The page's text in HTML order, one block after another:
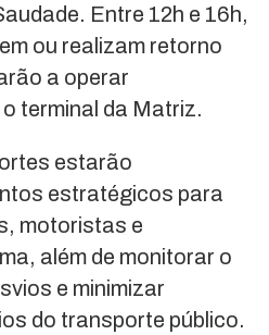
Entre 12h e 16h,
ou realizam retorno
a operar
terminal da Matriz.
estarão
estratégicos para
motoristas e
além de monitorar o
e minimizar
do transporte público.